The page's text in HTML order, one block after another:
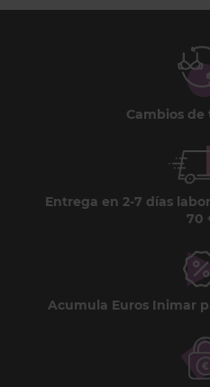
Cambios
Entrega en 2-7 días
70
Acumula Euros Inimar